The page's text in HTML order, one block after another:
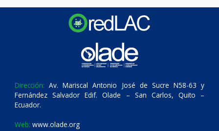
Dirección: Av. Mariscal Antonio José de Sucre N58-63 y
Fernández Salvador Edif. Olade – San Carlos, Quito –
Ecuador.
Web: www.olade.org